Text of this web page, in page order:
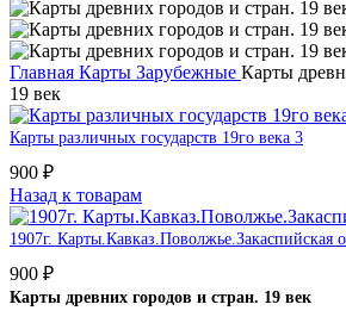
Главная Карты Зарубежные Карты
19 век
Карты различных государств 19го века 3
900 ₽
Назад к товарам
1907г. Карты.Кавказ.Поволжье.Закаспийская
900 ₽
Карты древних городов и стран. 19 век